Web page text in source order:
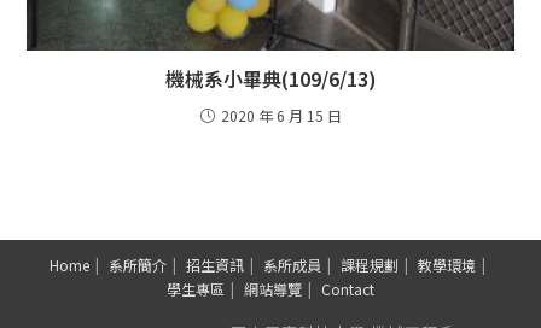
機械系小畢典(109/6/13)
2020 年 6 月 15 日
Home 系所簡介 招生資訊 系所成員 課程規劃
教學環境
學生專區
網站導覽 Contact